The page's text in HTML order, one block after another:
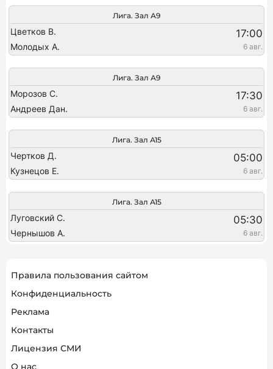
Лига. Зал А9
Цветков В. 17:00
Молодых А. 6 авг.
Лига. Зал А9
Морозов С. 17:30
Андреев Дан. 6 авг.
Лига. Зал А15
Чертков Д. 05:00
Кузнецов Е. 6 авг.
Лига. Зал А15
Луговский С. 05:30
Чернышов А. 6 авг.
Правила пользования сайтом
Конфиденциальность
Реклама
Контакты
Лицензия СМИ
О нас